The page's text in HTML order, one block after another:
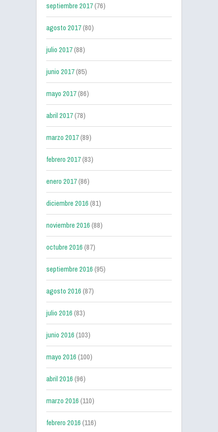
septiembre 2017(76)
agosto 2017(80)
julio 2017(88)
junio 2017(85)
mayo 2017(86)
abril 2017(78)
marzo 2017(89)
febrero 2017(83)
enero 2017(86)
diciembre 2016(81)
noviembre 2016(88)
octubre 2016(87)
septiembre 2016(95)
agosto 2016(87)
julio 2016(83)
junio 2016(103)
mayo 2016(100)
abril 2016(96)
marzo 2016(110)
febrero 2016(116)